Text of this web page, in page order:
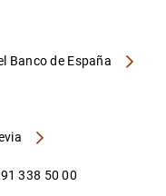
Banco de España
338 50 00